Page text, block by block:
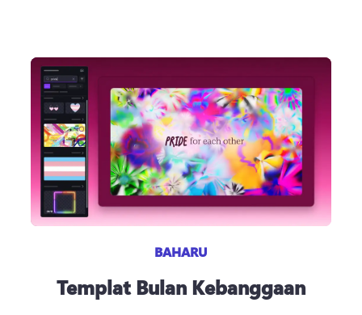
BAHARU
Templat Bulan Kebanggaan